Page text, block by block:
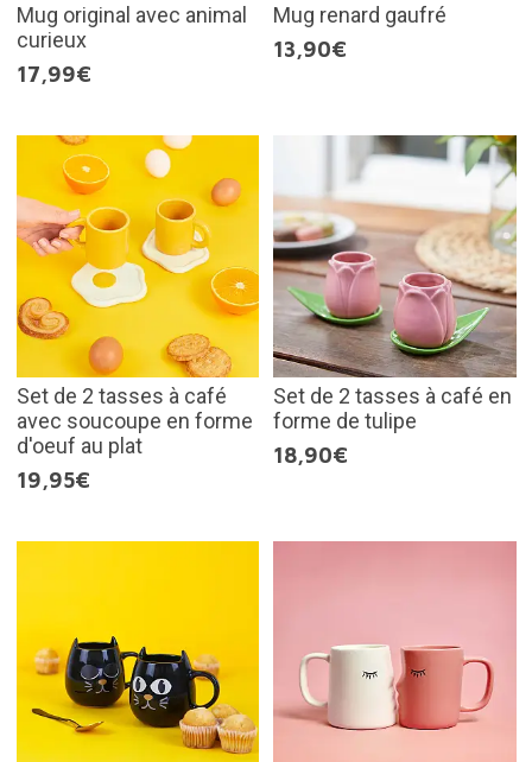
Mug original avec animal
curieux
17,99€
Mug renard gaufré
13,90€
Set de 2 tasses à café
avec soucoupe en forme
d'oeuf au plat
19,95€
Set de 2 tasses à café en
forme de tulipe
18,90€